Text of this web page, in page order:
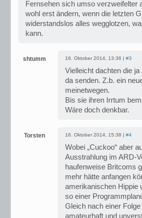
Fernsehen sich umso verzweifelter
wohl erst ändern, wenn die letzten
widerstandslos alles wegglotzen,
kann.
shtumm 16. Oktober 2014, 13:36 | #3
Vielleicht dachten die
da senden. Z.b. ein
meinetwegen.
Bis sie ihren Irrtum
Wäre doch denkbar.
Torsten 16. Oktober 2014, 15:38 | #4
Wobei „Cuckoo“ aber
Ausstrahlung im ARD-
haufenweise Britcoms
mehr hätte anfangen
amerikanischen Hippie
so einer
Gleich nach einer
amateurhaft und